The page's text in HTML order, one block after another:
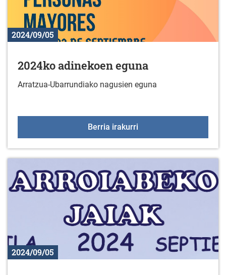
2024/09/05
2024ko adinekoen eguna
Arratzua-Ubarrundiako nagusien eguna
Berria irakurri
2024/09/05